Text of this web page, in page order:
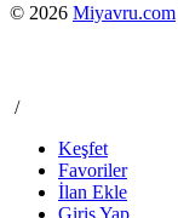
© 2026 Miyavru.com
/
Keşfet
Favoriler
İlan Ekle